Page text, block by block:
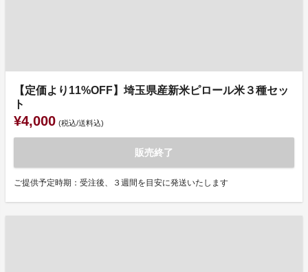
【定価より11%OFF】埼玉県産新米ピロール米３種セッ
ト
¥4,000 (税込/送料込)
販売終了
ご提供予定時期：受注後、３週間を目安に発送いたします